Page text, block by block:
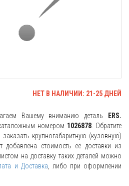
НЕТ В НАЛИЧИИ: 21-25 ДНЕЙ
Вашему вниманию деталь
ERS.
номером 1026878. Обратите
крупногабаритную (кузовную)
добавлена стоимость её доставки из
на доставку таких деталей можно
и Доставка , либо при оформлении